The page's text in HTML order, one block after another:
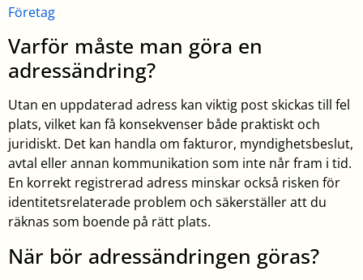
Företag
Varför måste man göra en
adressändring?
Utan en uppdaterad adress kan viktig post skickas till fel
plats, vilket kan få konsekvenser både praktiskt och
juridiskt. Det kan handla om fakturor, myndighetsbeslut,
avtal eller annan kommunikation som inte når fram i tid.
En korrekt registrerad adress minskar också risken för
identitetsrelaterade problem och säkerställer att du
räknas som boende på rätt plats.
När bör adressändringen göras?